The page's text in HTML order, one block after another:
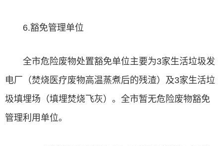
6.豁免管理单位
全市危险废物处置豁免单位主要为3家生活垃圾发
电厂（焚烧医疗废物高温蒸煮后的残渣）及3家生活垃
圾填埋场（填埋焚烧飞灰）。全市暂无危险废物豁免
管理利用单位。